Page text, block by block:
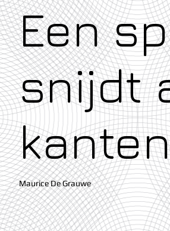
Een
snijdt
Maurice De Grauwe